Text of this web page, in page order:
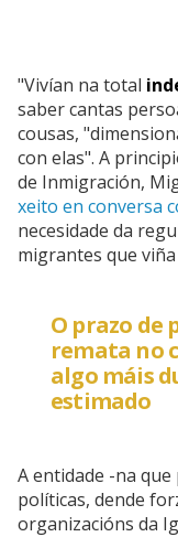
"Vivían na total
saber cantas
cousas,
con elas". A
de Inmigración,
xeito en conversa
necesidade da
migrantes que
O prazo de
remata no
algo máis
estimado
A entidade -na
políticas, dende
organizacións da